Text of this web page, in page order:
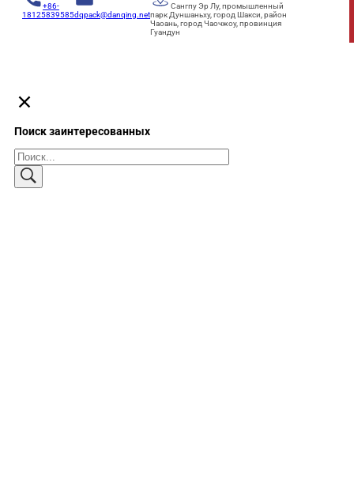
+86-
18125839585dqpack@danqing.net
Сангпу Эр Лу, промышленный
парк Дуншаньху, город Шакси, район
Чаоань, город Чаочжоу, провинция
Гуандун
Поиск заинтересованных
Поиск